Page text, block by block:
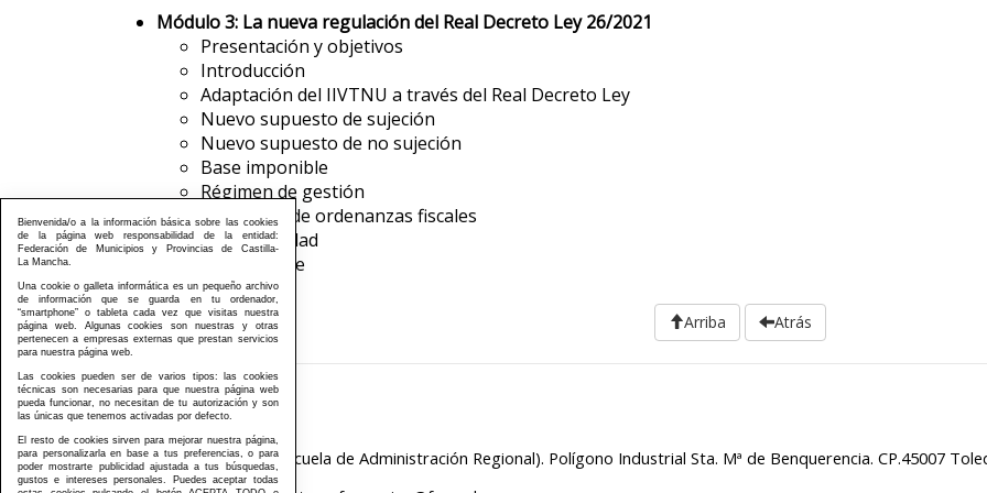
Módulo 3: La nueva regulación del Real Decreto Ley 26/2021
Presentación y objetivos
Introducción
Adaptación del IIVTNU a través del Real Decreto Ley
Nuevo supuesto de sujeción
Nuevo supuesto de no sujeción
Base imponible
Régimen de gestión
Afectación de ordenanzas fiscales
Retroactividad
Puntos clave
Arriba Atrás
925229633
C/ Río Cabriel, S/N (Escuela de Administración Regional). Polígono Industrial Sta. Mª de Benquerencia. CP.45007
Bienvenida/o a la información básica sobre las cookies
de la página web responsabilidad de la entidad:
Federación de Municipios y Provincias de Castilla-
La Mancha.
Una cookie o galleta informática es un pequeño archivo
de información que se guarda en tu ordenador,
“smartphone” o tableta cada vez que visitas nuestra
página web. Algunas cookies son nuestras y otras
pertenecen a empresas externas que prestan servicios
para nuestra página web.
Las cookies pueden ser de varios tipos: las cookies
técnicas son necesarias para que nuestra página web
pueda funcionar, no necesitan de tu autorización y son
las únicas que tenemos activadas por defecto.
El resto de cookies sirven para mejorar nuestra página,
para personalizarla en base a tus preferencias, o para
poder mostrarte publicidad ajustada a tus búsquedas,
gustos e intereses personales. Puedes aceptar todas